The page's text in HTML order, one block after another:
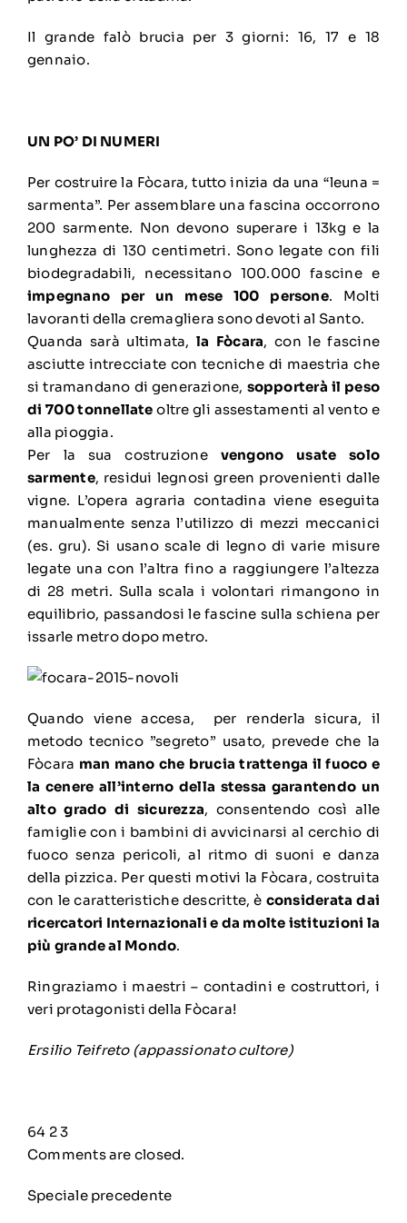
Il grande falò brucia per 3 giorni: 16, 17 e 18
gennaio.
UN PO’ DI NUMERI
Per costruire la Fòcara, tutto inizia da una “leuna =
sarmenta”. Per assemblare una fascina occorrono
200 sarmente. Non devono superare i 13kg e la
lunghezza di 130 centimetri. Sono legate con fili
biodegradabili, necessitano 100.000 fascine e
impegnano per un mese 100 persone. Molti
lavoranti della cremagliera sono devoti al Santo.
Quanda sarà ultimata, la Fòcara, con le fascine
asciutte intrecciate con tecniche di maestria che
si tramandano di generazione, sopporterà il peso
di 700 tonnellate oltre gli assestamenti al vento e
alla pioggia.
Per la sua costruzione vengono usate solo
sarmente, residui legnosi green provenienti dalle
vigne. L’opera agraria contadina viene eseguita
manualmente senza l’utilizzo di mezzi meccanici
(es. gru). Si usano scale di legno di varie misure
legate una con l’altra fino a raggiungere l’altezza
di 28 metri. Sulla scala i volontari rimangono in
equilibrio, passandosi le fascine sulla schiena per
issarle metro dopo metro.
Quando viene accesa, per renderla sicura, il
metodo tecnico ”segreto” usato, prevede che la
Fòcara man mano che brucia trattenga il fuoco e
la cenere all’interno della stessa garantendo un
alto grado di sicurezza, consentendo così alle
famiglie con i bambini di avvicinarsi al cerchio di
fuoco senza pericoli, al ritmo di suoni e danza
della pizzica. Per questi motivi la Fòcara, costruita
con le caratteristiche descritte, è considerata dai
ricercatori Internazionali e da molte istituzioni la
più grande al Mondo.
Ringraziamo i maestri – contadini e costruttori, i
veri protagonisti della Fòcara!
Ersilio Teifreto (appassionato cultore)
64 2 3
Comments are closed.
Speciale precedente